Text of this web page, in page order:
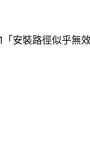
安裝路徑似乎無